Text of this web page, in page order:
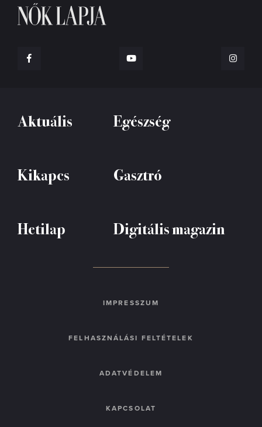
Aktuális Egészség
Kikapcs Gasztró
Hetilap Digitális magazin
IMPRESSZUM
FELHASZNÁLÁSI FELTÉTELEK
ADATVÉDELEM
KAPCSOLAT